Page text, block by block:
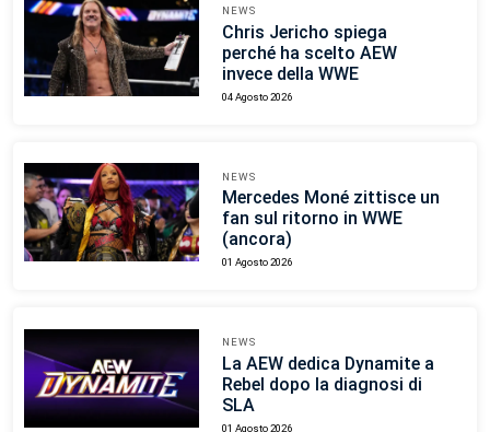
NEWS
Chris Jericho spiega
perché ha scelto AEW
invece della WWE
04 Agosto 2026
NEWS
Mercedes Moné zittisce un
fan sul ritorno in WWE
(ancora)
01 Agosto 2026
NEWS
La AEW dedica Dynamite a
Rebel dopo la diagnosi di
SLA
01 Agosto 2026